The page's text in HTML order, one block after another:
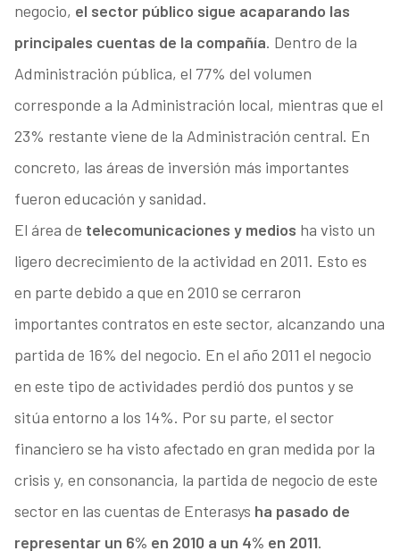
negocio, el sector público sigue acaparando las
principales cuentas de la compañía. Dentro de la
Administración pública, el 77% del volumen
corresponde a la Administración local, mientras que el
23% restante viene de la Administración central. En
concreto, las áreas de inversión más importantes
fueron educación y sanidad.
El área de telecomunicaciones y medios ha visto un
ligero decrecimiento de la actividad en 2011. Esto es
en parte debido a que en 2010 se cerraron
importantes contratos en este sector, alcanzando una
partida de 16% del negocio. En el año 2011 el negocio
en este tipo de actividades perdió dos puntos y se
sitúa entorno a los 14%. Por su parte, el sector
financiero se ha visto afectado en gran medida por la
crisis y, en consonancia, la partida de negocio de este
sector en las cuentas de Enterasys ha pasado de
representar un 6% en 2010 a un 4% en 2011.